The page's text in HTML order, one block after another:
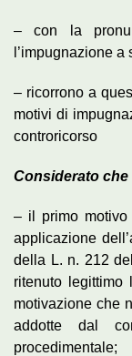
– con la
l’impugnazione
– ricorrono a
motivi di
controricorso
Considerato che
– il primo
applicazione
della L. n. 212
ritenuto legittimo
motivazione che
addotte dal
procedimentale;